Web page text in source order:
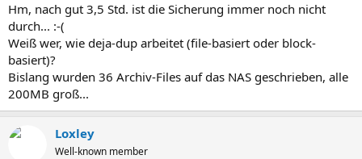
Hm, nach gut 3,5 Std. ist die Sicherung immer noch nicht
durch... :-(
Weiß wer, wie deja-dup arbeitet (file-basiert oder block-
basiert)?
Bislang wurden 36 Archiv-Files auf das NAS geschrieben, alle
200MB groß...
Loxley
Well-known member